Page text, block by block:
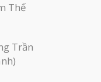
Thế
Trần